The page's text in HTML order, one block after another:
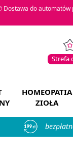
Dostawa do automatów
Strefa
HOMEOPATIA
ZIOŁA